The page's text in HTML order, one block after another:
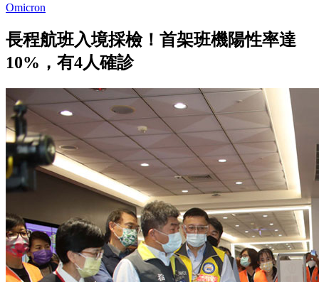
Omicron
長程航班入境採檢！首架班機陽性率達
10%，有4人確診